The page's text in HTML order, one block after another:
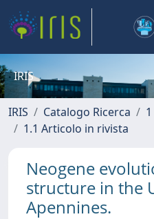
IRIS
IRIS Catalogo Ricerca
1.1 Articolo in rivista
Neogene
structure in the
Apennines.